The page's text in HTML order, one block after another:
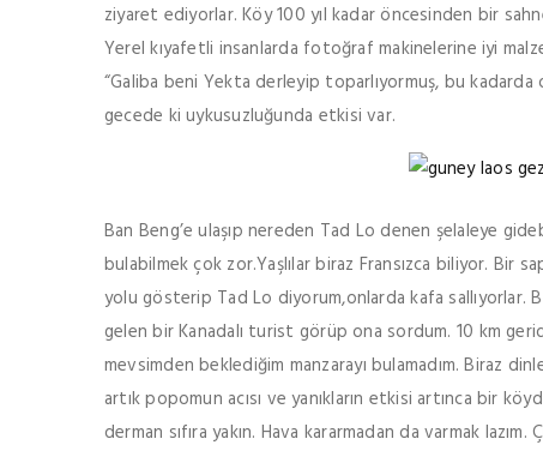
ziyaret ediyorlar. Köy 100 yıl kadar öncesinden bir
Yerel kıyafetli insanlarda fotoğraf makinelerine iyi
“Galiba beni Yekta derleyip toparlıyormuş, bu
gecede ki uykusuzluğunda etkisi var.
Ban Beng’e ulaşıp nereden Tad Lo denen şelaleye
bulabilmek çok zor.Yaşlılar biraz Fransızca biliyor. Bir
yolu gösterip Tad Lo diyorum,onlarda kafa
gelen bir Kanadalı turist görüp ona sordum. 10 km
mevsimden beklediğim manzarayı bulamadım. Biraz
artık popomun acısı ve yanıkların etkisi artınca bir
derman sıfıra yakın. Hava kararmadan da varmak